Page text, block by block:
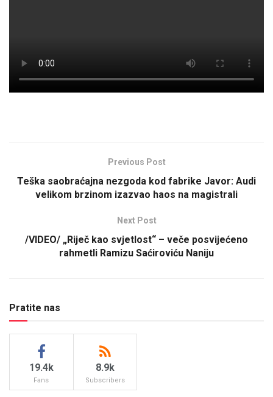
Previous Post
Teška saobraćajna nezgoda kod fabrike Javor: Audi
velikom brzinom izazvao haos na magistrali
Next Post
/VIDEO/ „Riječ kao svjetlost“ – veče posvijećeno
rahmetli Ramizu Saćiroviću Naniju
Pratite nas
19.4k
Fans
8.9k
Subscribers